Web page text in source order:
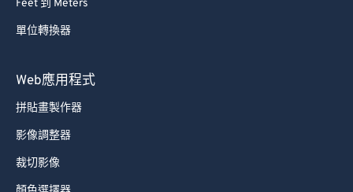
Feet 到 Meters
單位轉換器
Web應用程式
拼貼畫製作器
影像調整器
裁切影像